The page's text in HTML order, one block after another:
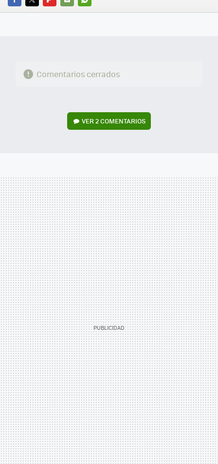
FACEBOOK
TWITTERFLIPBOARD
E-
WHATSAPP
Comentarios cerrados
VER2 COMENTARIOS